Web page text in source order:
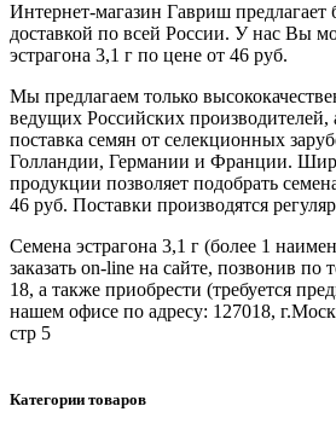
Интернет-магазин Гавриш
доставкой по всей России. У нас Вы
эстрагона 3,1 г по цене от 46 руб.
Мы предлагаем только
ведущих Российских производителей,
поставка семян от селекционных
Голландии, Германии и Франции.
продукции позволяет подобрать
46 руб. Поставки производятся
Семена эстрагона 3,1 г (более 1
заказать on-line на сайте, позвонив по
18, а также приобрести (требуется
нашем офисе по адресу: 127018,
стр 5
Категории товаров